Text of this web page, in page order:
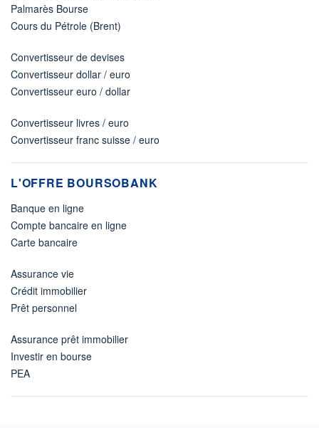
Palmarès Bourse
Cours du Pétrole (Brent)
Convertisseur de devises
Convertisseur dollar / euro
Convertisseur euro / dollar
Convertisseur livres / euro
Convertisseur franc suisse / euro
L'OFFRE BOURSOBANK
Banque en ligne
Compte bancaire en ligne
Carte bancaire
Assurance vie
Crédit immobilier
Prêt personnel
Assurance prêt immobilier
Investir en bourse
PEA